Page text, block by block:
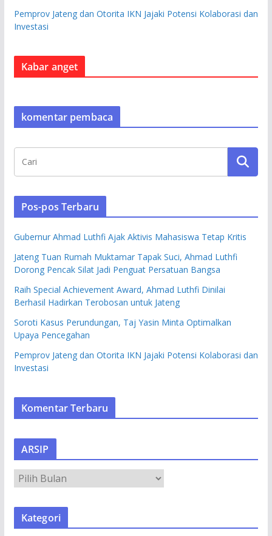
Pemprov Jateng dan Otorita IKN Jajaki Potensi Kolaborasi dan
Investasi
Kabar anget
komentar pembaca
Pos-pos Terbaru
Gubernur Ahmad Luthfi Ajak Aktivis Mahasiswa Tetap Kritis
Jateng Tuan Rumah Muktamar Tapak Suci, Ahmad Luthfi
Dorong Pencak Silat Jadi Penguat Persatuan Bangsa
Raih Special Achievement Award, Ahmad Luthfi Dinilai
Berhasil Hadirkan Terobosan untuk Jateng
Soroti Kasus Perundungan, Taj Yasin Minta Optimalkan
Upaya Pencegahan
Pemprov Jateng dan Otorita IKN Jajaki Potensi Kolaborasi dan
Investasi
Komentar Terbaru
ARSIP
R
S
Kategori